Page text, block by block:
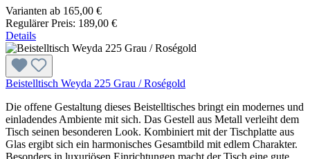
Varianten ab 165,00 €
Regulärer Preis: 189,00 €
Details
Beistelltisch Weyda 225 Grau / Roségold
Die offene Gestaltung dieses Beistelltisches bringt ein modernes und
einladendes Ambiente mit sich. Das Gestell aus Metall verleiht dem
Tisch seinen besonderen Look. Kombiniert mit der Tischplatte aus
Glas ergibt sich ein harmonisches Gesamtbild mit edlem Charakter.
Besonders in luxuriösen Einrichtungen macht der Tisch eine gute